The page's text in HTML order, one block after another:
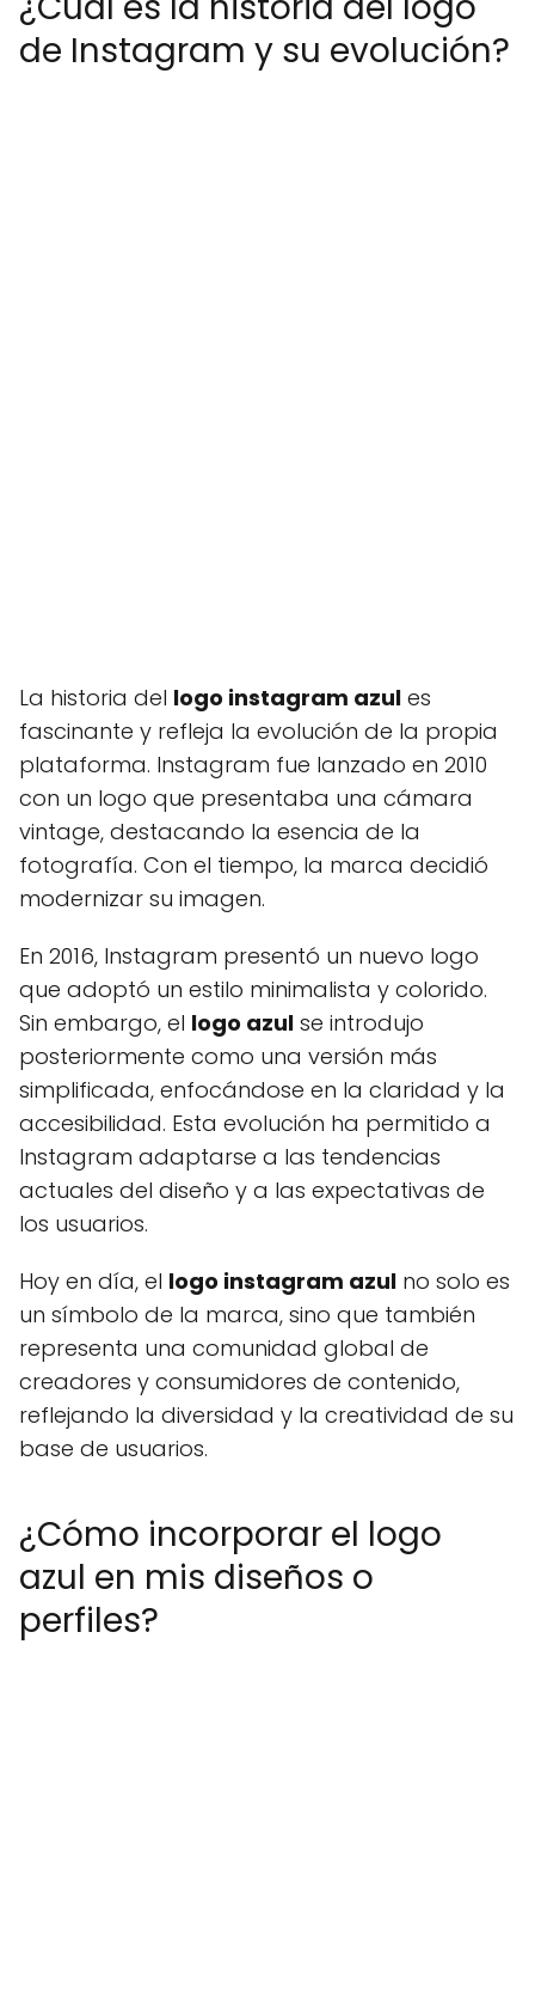
de Instagram y su evolución?
La historia del logo instagram azul es
fascinante y refleja la evolución de la propia
plataforma. Instagram fue lanzado en 2010
con un logo que presentaba una cámara
vintage, destacando la esencia de la
fotografía. Con el tiempo, la marca decidió
modernizar su imagen.
En 2016, Instagram presentó un nuevo logo
que adoptó un estilo minimalista y colorido.
Sin embargo, el logo azul se introdujo
posteriormente como una versión más
simplificada, enfocándose en la claridad y la
accesibilidad. Esta evolución ha permitido a
Instagram adaptarse a las tendencias
actuales del diseño y a las expectativas de
los usuarios.
Hoy en día, el logo instagram azul no solo es
un símbolo de la marca, sino que también
representa una comunidad global de
creadores y consumidores de contenido,
reflejando la diversidad y la creatividad de su
base de usuarios.
¿Cómo incorporar el logo
azul en mis diseños o
perfiles?